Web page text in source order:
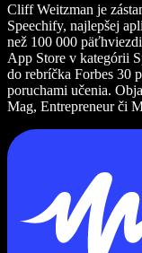
Cliff Weitzman je
Speechify, najlepšej
než 100 000
App Store v kategórii
do rebríčka Forbes 30
poruchami učenia.
Mag, Entrepreneur či